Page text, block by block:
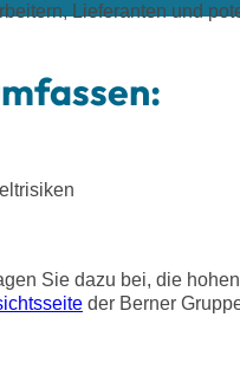
Lieferanten und
Sie dazu bei, die
der Berner